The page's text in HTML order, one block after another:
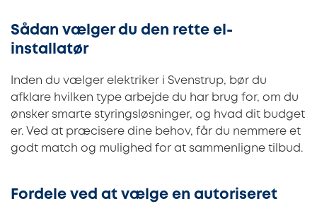
Sådan vælger du den rette el-
installatør
Inden du vælger elektriker i Svenstrup, bør du
afklare hvilken type arbejde du har brug for, om du
ønsker smarte styringsløsninger, og hvad dit budget
er. Ved at præcisere dine behov, får du nemmere et
godt match og mulighed for at sammenligne tilbud.
Fordele ved at vælge en autoriseret